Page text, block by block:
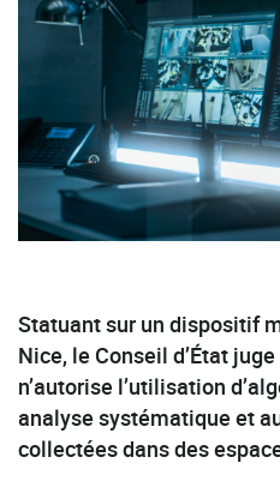
Statuant sur un dispositif
Nice, le Conseil d’État
n’autorise l’utilisation
analyse systématique et
collectées dans des